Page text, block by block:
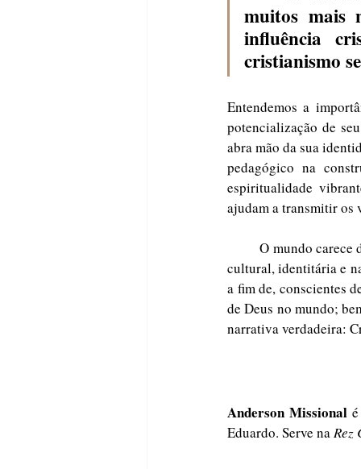
muitos mais
influência
cristianismo
Entendemos a
potencialização de
abra mão da sua
pedagógico na
espiritualidade
ajudam a transmitir os
O mundo carece
cultural, identitária e
a fim de, conscientes
de Deus no mundo;
narrativa verdadeira:
Anderson Missional é
Eduardo. Serve na Rez